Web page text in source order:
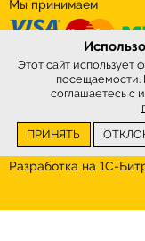
Интернет-магазин
Разработка на 1С-
Мы принимаем
Этот сайт использует
посещаемости.
соглашаетесь с
ПРИНЯТЬ